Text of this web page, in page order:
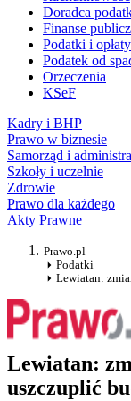
Doradca
Finanse
Podatki i
Podatek od
Orzeczenia
KSeF
Kadry i BHP
Prawo w biznesie
Samorząd i
Szkoły i uczelnie
Zdrowie
Prawo dla każdego
Akty Prawne
Prawo.pl
Podatki
Lewiatan:
Lewiatan:
uszczuplić